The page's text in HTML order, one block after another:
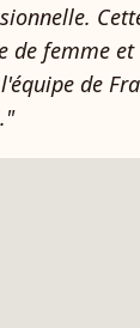
de femme
de